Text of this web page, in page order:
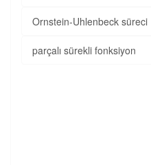
Ornstein-Uhlenbeck süreci
parçalı sürekli fonksiyon